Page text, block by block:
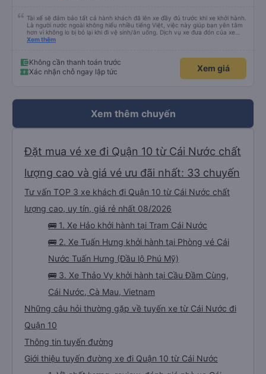
Tài xế sẽ đảm bảo tất cả hành khách đã lên xe đầy đủ trước khi xe khởi hành.
Là người nước ngoài không hiểu nhiều tiếng Việt, việc này giúp bạn yên tâm
hơn vì không lo bị bỏ lại khi đi vệ sinh/ăn uống. Dịch vụ xe đưa đón của xe
buýt Hảo cũng là một điểm cộng, đưa bạn từ bến xe đến chỗ ở MIỄN PHÍ!
Xem thêm
Không cần thanh toán trước
Xác nhận chỗ ngay lập tức
Xem giá
Xem thêm chuyến
Đặt mua vé xe đi Quận 10 từ Cái Nước chất
lượng cao và giá vé ưu đãi nhất: 33 chuyến
Tư vấn TOP 3 xe khách đi Quận 10 từ Cái Nước chất
lượng cao, uy tín, giá rẻ nhất 08/2026
🚌 1. Xe Hảo khởi hành tại Trạm Cái Nước
🚌 2. Xe Tuấn Hưng khởi hành tại Phòng vé Cái
Nước Tuấn Hưng (Đầu lộ Phú Mỹ)
🚌 3. Xe Thảo Vy khởi hành tại Cầu Đầm Cùng,
Cái Nước, Cà Mau, Vietnam
Những câu hỏi thường gặp về tuyến xe từ Cái Nước đi
Quận 10
Thông tin tuyến đường
Giới thiệu tuyến đường xe đi Quận 10 từ Cái Nước